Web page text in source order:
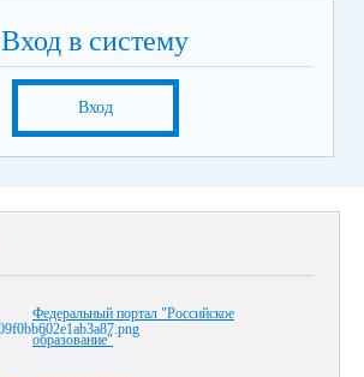
Вход в систему
Вход
Федеральный портал "Российское
образование"